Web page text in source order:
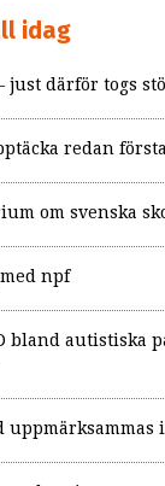
idag
just därför togs
redan
om svenska
npf
bland autistiska
uppmärksammas